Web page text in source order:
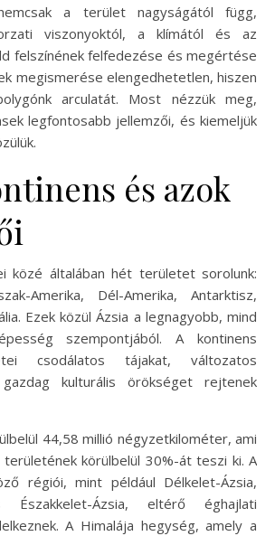
a terület nagyságától függ,
viszonyoktól, a klímától és az
felszínének felfedezése és megértése
megismerése elengedhetetlen, hiszen
arculatát. Most nézzük meg,
legfontosabb jellemzői, és kiemeljük
és azok
közé általában hét területet sorolunk:
Amerika, Dél-Amerika, Antarktisz,
Ezek közül Ázsia a legnagyobb, mind
szempontjából. A kontinens
csodálatos tájakat, változatos
kulturális örökséget rejtenek
44,58 millió négyzetkilométer, ami
körülbelül 30%-át teszi ki. A
régiói, mint például Délkelet-Ázsia,
Északkelet-Ázsia, eltérő éghajlati
A Himalája hegység, amely a